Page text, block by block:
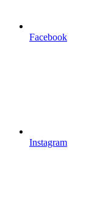
Facebook
Instagram